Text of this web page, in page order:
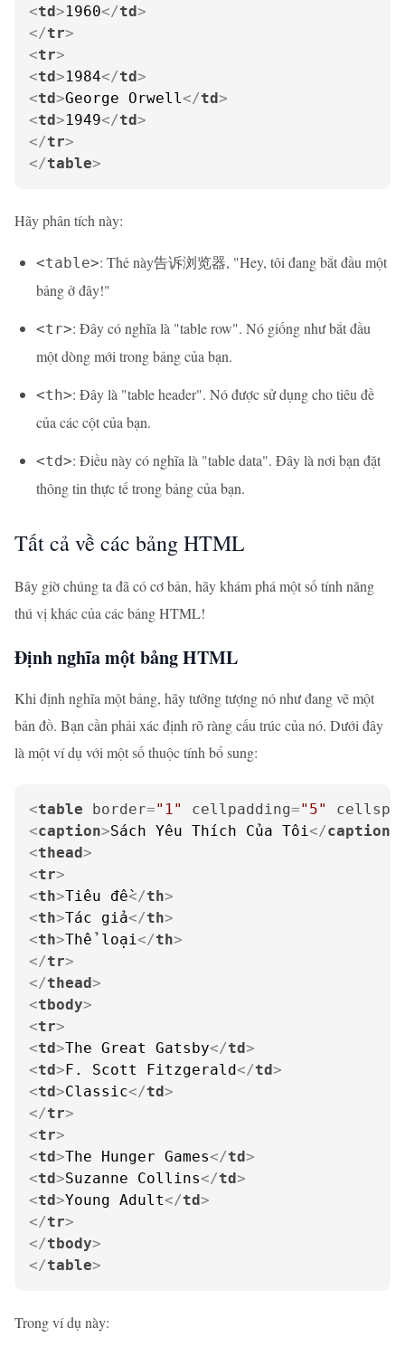
<td>1960</td>
</tr>
<tr>
<td>1984</td>
<td>George Orwell</td>
<td>1949</td>
</tr>
</table>
Hãy phân tích này:
<table>: Thẻ này告诉浏览器, "Hey, tôi đang bắt đầu một
bảng ở đây!"
<tr>: Đây có nghĩa là "table row". Nó giống như bắt đầu
một dòng mới trong bảng của bạn.
<th>: Đây là "table header". Nó được sử dụng cho tiêu đề
của các cột của bạn.
<td>: Điều này có nghĩa là "table data". Đây là nơi bạn đặt
thông tin thực tế trong bảng của bạn.
Tất cả về các bảng HTML
Bây giờ chúng ta đã có cơ bản, hãy khám phá một số tính năng
thú vị khác của các bảng HTML!
Định nghĩa một bảng HTML
Khi định nghĩa một bảng, hãy tưởng tượng nó như đang vẽ một
bản đồ. Bạn cần phải xác định rõ ràng cấu trúc của nó. Dưới đây
là một ví dụ với một số thuộc tính bổ sung:
<table border="1" cellpadding="5"
<caption>Sách Yêu Thích Của Tôi</caption
<thead>
<tr>
<th>Tiêu đề</th>
<th>Tác giả</th>
<th>Thể loại</th>
</tr>
</thead>
<tbody>
<tr>
<td>The Great Gatsby</td>
<td>F. Scott Fitzgerald</td>
<td>Classic</td>
</tr>
<tr>
<td>The Hunger Games</td>
<td>Suzanne Collins</td>
<td>Young Adult</td>
</tr>
</tbody>
</table>
Trong ví dụ này: